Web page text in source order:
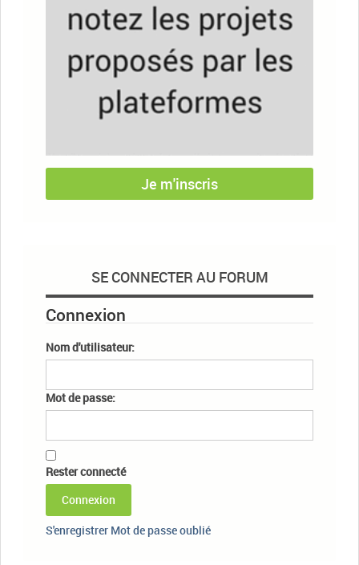
Je m'inscris
SE CONNECTER AU FORUM
Connexion
Nom d'utilisateur:
Mot de passe:
Rester connecté
Connexion
S'enregistrer Mot de passe oublié